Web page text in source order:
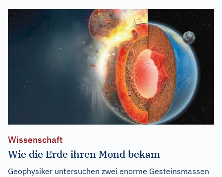
Wissenschaft
Wie die Erde ihren Mond bekam
Geophysiker untersuchen zwei enorme Gesteinsmassen